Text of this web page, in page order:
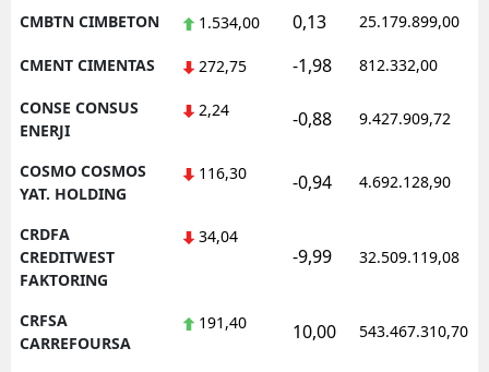
CMBTN CIMBETON 1.534,00 0,13 25.179.899,00
CMENT CIMENTAS 272,75 -1,98 812.332,00
CONSE CONSUS
ENERJI
2,24 -0,88 9.427.909,72
COSMO COSMOS
YAT. HOLDING
116,30 -0,94 4.692.128,90
CRDFA
CREDITWEST
FAKTORING
34,04
-9,99 32.509.119,08
CRFSA
CARREFOURSA
191,40 10,00 543.467.310,70